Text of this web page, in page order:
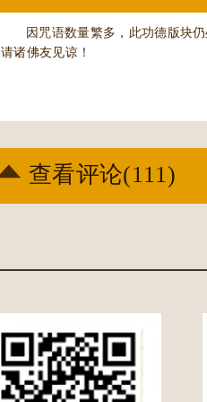
因咒语数量繁多，此功德版块
请诸佛友见谅！
查看评论(111)